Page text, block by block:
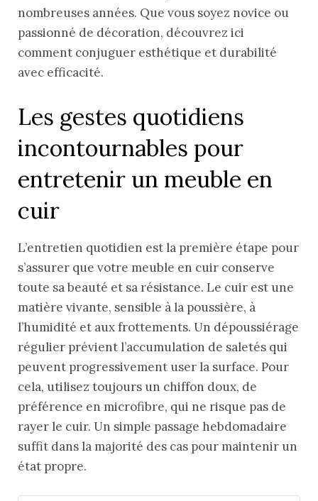
nombreuses années. Que vous soyez novice ou
passionné de décoration, découvrez ici
comment conjuguer esthétique et durabilité
avec efficacité.
Les gestes quotidiens
incontournables pour
entretenir un meuble en
cuir
L’entretien quotidien est la première étape pour
s’assurer que votre meuble en cuir conserve
toute sa beauté et sa résistance. Le cuir est une
matière vivante, sensible à la poussière, à
l’humidité et aux frottements. Un dépoussiérage
régulier prévient l’accumulation de saletés qui
peuvent progressivement user la surface. Pour
cela, utilisez toujours un chiffon doux, de
préférence en microfibre, qui ne risque pas de
rayer le cuir. Un simple passage hebdomadaire
suffit dans la majorité des cas pour maintenir un
état propre.